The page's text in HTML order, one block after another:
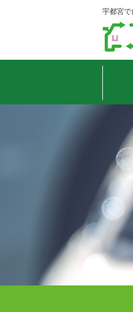
宇都宮